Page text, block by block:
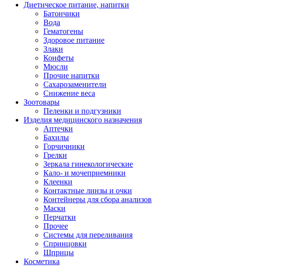
Диетическое питание, напитки
Батончики
Вода
Гематогены
Здоровое питание
Злаки
Конфеты
Мюсли
Прочие напитки
Сахарозаменители
Снижение веса
Зоотовары
Пеленки и подгузники
Изделия медицинского назначения
Аптечки
Бахилы
Горчичники
Грелки
Зеркала гинекологические
Кало- и мочеприемники
Клеенки
Контактные линзы и очки
Контейнеры для сбора анализов
Маски
Перчатки
Прочее
Системы для переливания
Спринцовки
Шприцы
Косметика